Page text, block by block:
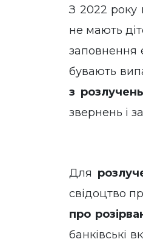
З 2022 року
не мають
заповнення
бувають
з розлучень
звернень і
Для
свідоцтво
про
банківські